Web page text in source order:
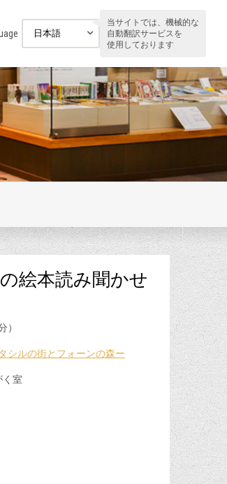
当サイトでは、機械的な
自動翻訳サービスを
使用しております
絵本読み聞かせ
）
シルの街とフォーンの森ー
室